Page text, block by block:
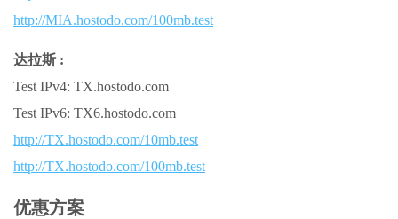
http://MIA.hostodo.com/100mb.test
达拉斯 :
Test IPv4: TX.hostodo.com
Test IPv6: TX6.hostodo.com
http://TX.hostodo.com/10mb.test
http://TX.hostodo.com/100mb.test
优惠方案